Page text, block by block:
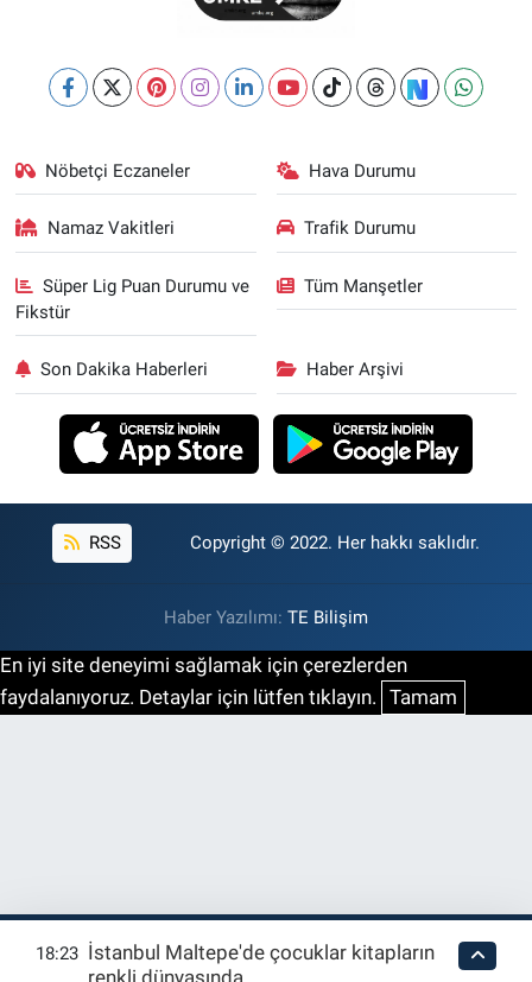
Nöbetçi Eczaneler Hava Durumu
Namaz Vakitleri Trafik Durumu
Süper Lig Puan Durumu ve
Fikstür
Tüm Manşetler
Son Dakika Haberleri Haber Arşivi
RSS Copyright © 2022. Her hakkı saklıdır.
Haber Yazılımı: TE Bilişim
En iyi site deneyimi sağlamak için çerezlerden
faydalanıyoruz. Detaylar için lütfen tıklayın. Tamam
18:23 İstanbul Maltepe'de çocuklar kitapların
renkli dünyasında